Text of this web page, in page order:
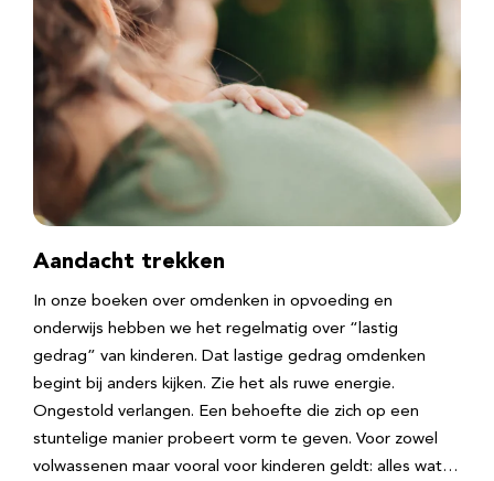
Aandacht trekken
In onze boeken over omdenken in opvoeding en
onderwijs hebben we het regelmatig over “lastig
gedrag” van kinderen. Dat lastige gedrag omdenken
begint bij anders kijken. Zie het als ruwe energie.
Ongestold verlangen. Een behoefte die zich op een
stuntelige manier probeert vorm te geven. Voor zowel
volwassenen maar vooral voor kinderen geldt: alles wat…